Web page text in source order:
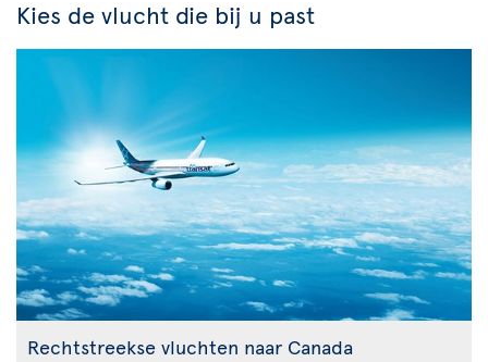
Kies de vlucht die bij u past
Rechtstreekse vluchten naar Canada